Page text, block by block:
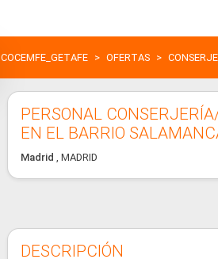
COCEMFE_GETAFE OFERTAS CONSERJE
PERSONAL
EN EL BARRIO
Madrid , MADRID
DESCRIPCIÓN